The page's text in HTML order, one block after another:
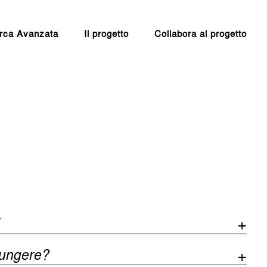
Avanzata Il progetto Collabora al progetto